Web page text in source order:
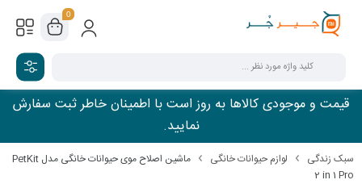
0
قیمت و موجودی کالاها به روز است با اطمینان خاطر ثبت سفارش
نمایید.
سبک زندگی لوازم حیوانات خانگی
ماشین اصلاح موی حیوانات خانگی مدل PetKit
2 in 1 Pro